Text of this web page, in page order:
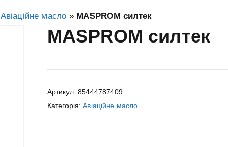
Авіаційне масло » MASPROM силтек
MASPROM силтек
Артикул: 85444787409
Категорія: Авіаційне масло